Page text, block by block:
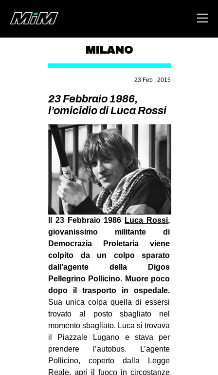
AREA
GAZA FREESTYLE
CSOA LAMBRETTA
MSM
STUDENTI TSUNAMI
ZAM
MILANO
MOBILITAZIONI
SPAZI
SPORT POPOLARE
MOVIMENTI
AMBIENTE
ANTIFASCISMO
DIRITTO ALL’ABITARE
GENERI
MILANO
23 Feb , 2015
23 Febbraio 1986,
l’omicidio di Luca Rossi
Il 23 Febbraio 1986 Luca Rossi,
giovanissimo militante di
Democrazia Proletaria viene
colpito da un colpo sparato
dall’agente della Digos
Pellegrino Pollicino. Muore poco
dopo il trasporto in ospedale.
Sua unica colpa quella di essersi
trovato al postosbagliato nel
momento sbagliato. Luca si trovava
il Piazzale Lugano e stava per
prendere l’autobus. L’agente
Pollicino, coperto dalla Legge
Reale, aprì il fuoco in circostanze